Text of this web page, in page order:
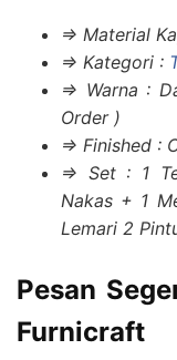
=> Material
=> Kategori :
=> Warna :
Order )
=> Finished :
=> Set : 1
Nakas + 1
Lemari 2
Pesan
Furnicraft